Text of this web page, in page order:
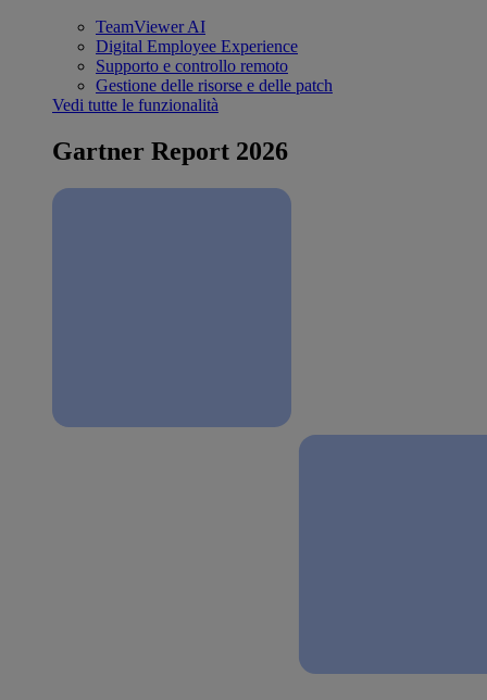
TeamViewer AI
Digital Employee Experience
Supporto e controllo remoto
Gestione delle risorse e delle patch
Vedi tutte le funzionalità
Gartner Report 2026